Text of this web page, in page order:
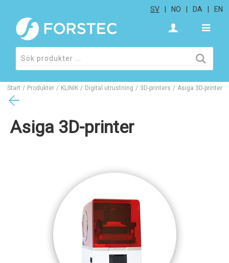
SV NO DA EN
Start / Produkter / KLINIK / Digital utrustning / 3D-printers / Asiga 3D-printer
Asiga 3D-printer